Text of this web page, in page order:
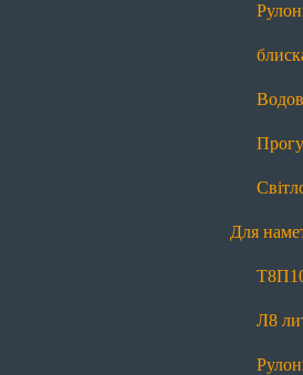
Для
Т8
Л8
Рулонна блискавка
П5 пришивна
Л7 лита
Рулонна блискавка
П10 пришивна